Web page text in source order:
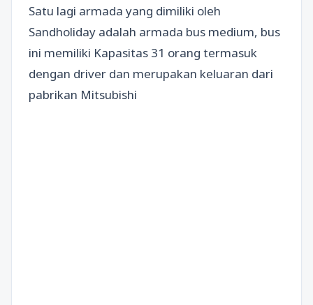
Satu lagi armada yang dimiliki oleh
Sandholiday adalah armada bus medium, bus
ini memiliki Kapasitas 31 orang termasuk
dengan driver dan merupakan keluaran dari
pabrikan Mitsubishi